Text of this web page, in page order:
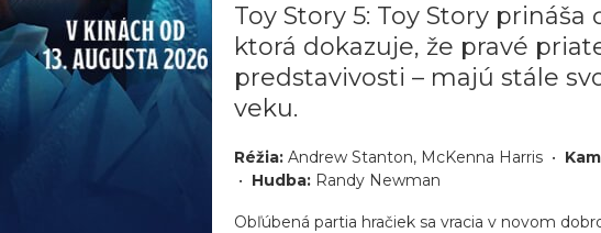
Toy Story 5: Toy Story
ktorá dokazuje, že pravé
predstavivosti – majú stále
veku.
Réžia: Andrew Stanton, McKenna Harris •
• Hudba: Randy Newman
Obľúbená partia hračiek sa vracia v novom